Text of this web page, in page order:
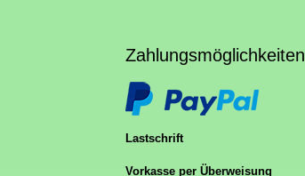
Zahlungsmöglichkeiten
Lastschrift
Vorkasse per Überweisung